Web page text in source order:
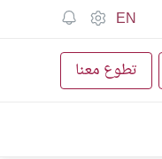
EN
تطوع معنا